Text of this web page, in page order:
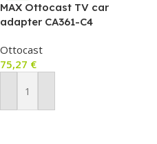
MAX Ottocast TV car
adapter CA361-C4
Ottocast
75,27 €
Pievienot Grozam